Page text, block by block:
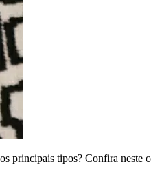
principais tipos? Confira neste